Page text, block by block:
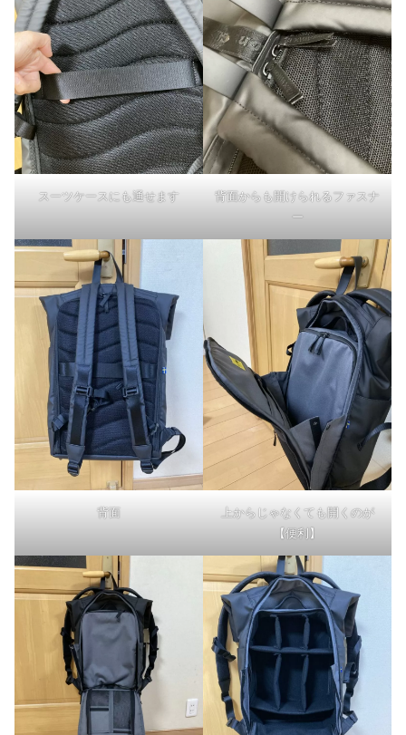
スーツケースにも通せます
背面からも開けられるファスナ
ー
背面
上からじゃなくても開くのが
【便利】